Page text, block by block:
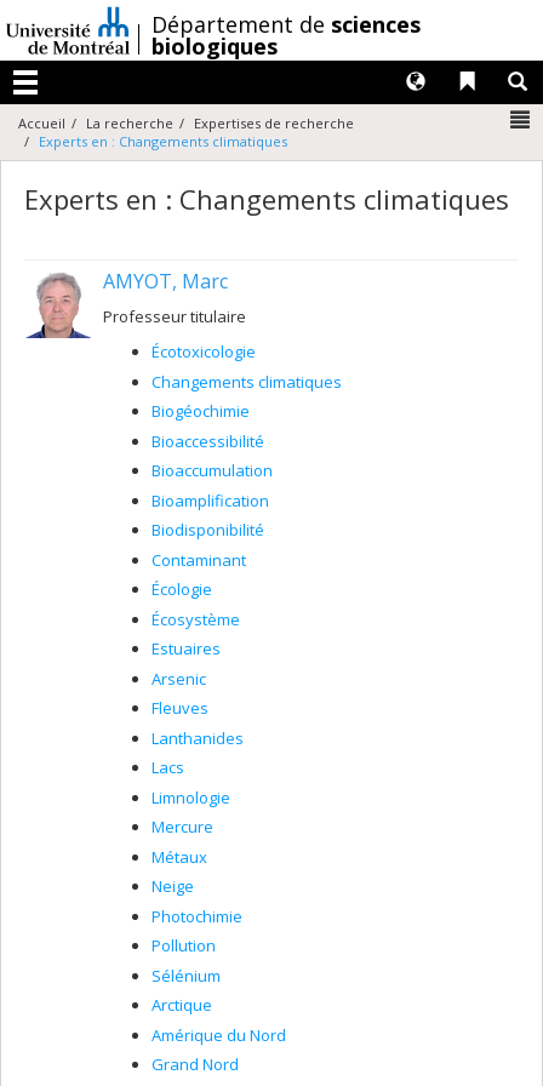
au
contenu
/Département de sciences
biologiques
Menu
Liens
Langues
Accueil La recherche
Expertises de recherche
Experts en : Changements climatiques
Experts en : Changements climatiques
AMYOT, Marc
Professeur titulaire
Écotoxicologie
Changements climatiques
Biogéochimie
Bioaccessibilité
Bioaccumulation
Bioamplification
Biodisponibilité
Contaminant
Écologie
Écosystème
Estuaires
Arsenic
Fleuves
Lanthanides
Lacs
Limnologie
Mercure
Métaux
Neige
Photochimie
Pollution
Sélénium
Arctique
Amérique du Nord
Grand Nord